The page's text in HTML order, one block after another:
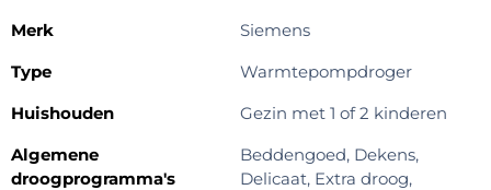
Merk
Siemens
Type
Warmtepompdroger
Huishouden
Gezin met 1 of 2 kinderen
Algemene
droogprogramma's
Beddengoed, Dekens,
Delicaat, Extra droog,